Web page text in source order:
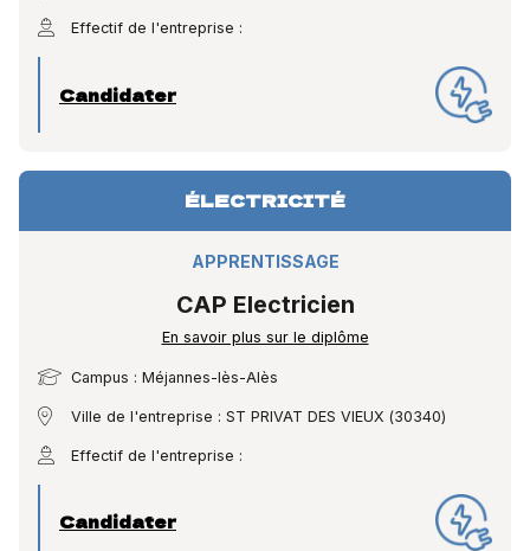
Effectif de l'entreprise :
Candidater
ÉLECTRICITÉ
APPRENTISSAGE
CAP Electricien
En savoir plus sur le diplôme
Campus : Méjannes-lès-Alès
Ville de l'entreprise : ST PRIVAT DES VIEUX (30340)
Effectif de l'entreprise :
Candidater